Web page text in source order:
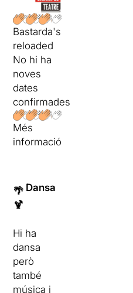
Bastarda's
reloaded
No hi ha
noves
dates
confirmades
Més
informació
🌴 Dansa
🍹
Hi ha
dansa
però
també
música i